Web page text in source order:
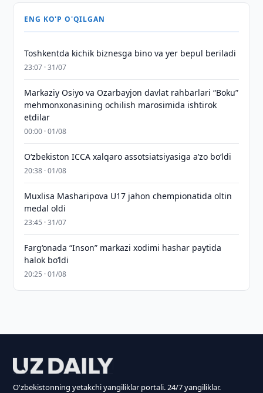
ENG KO'P O'QILGAN
Toshkentda kichik biznesga bino va yer bepul beriladi
23:07 · 31/07
Markaziy Osiyo va Ozarbayjon davlat rahbarlari “Boku”
mehmonxonasining ochilish marosimida ishtirok
etdilar
00:00 · 01/08
O‘zbekiston ICCA xalqaro assotsiatsiyasiga aʼzo bo‘ldi
20:38 · 01/08
Muxlisa Masharipova U17 jahon chempionatida oltin
medal oldi
23:45 · 31/07
Farg‘onada “Inson” markazi xodimi hashar paytida
halok bo‘ldi
20:25 · 01/08
O'zbekistonning yetakchi yangiliklar portali. 24/7 yangiliklar.